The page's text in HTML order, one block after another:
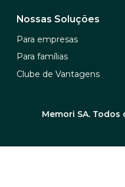
Nossas Soluções
Para empresas
Para famílias
Clube de Vantagens
Memori SA.